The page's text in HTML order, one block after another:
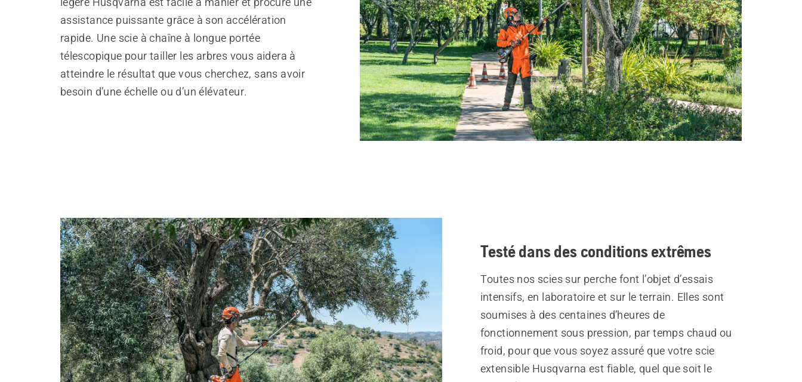
assistance puissante grâce à son accélération
rapide. Une scie à chaîne à longue portée
télescopique pour tailler les arbres vous aidera à
atteindre le résultat que vous cherchez, sans avoir
besoin d’une échelle ou d’un élévateur.
Testé dans des conditions extrêmes
Toutes nos scies sur perche font l’objet d’essais
intensifs, en laboratoire et sur le terrain. Elles sont
soumises à des centaines d’heures de
fonctionnement sous pression, par temps chaud ou
froid, pour que vous soyez assuré que votre scie
extensible Husqvarna est fiable, quel que soit le